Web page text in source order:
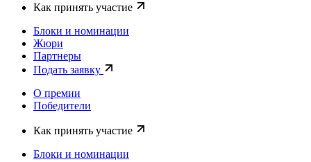
Как принять участие
Блоки и номинации
Жюри
Партнеры
Подать заявку
О премии
Победители
Как принять участие
Блоки и номинации